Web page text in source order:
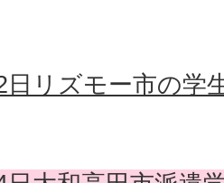
日リズモー市の学